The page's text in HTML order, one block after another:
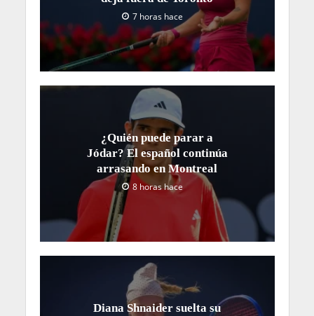
7 horas hace
¿Quién puede parar a
Jódar? El español continúa
arrasando en Montreal
8 horas hace
Diana Shnaider suelta su